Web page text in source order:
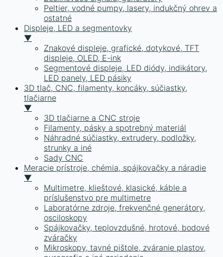
Peltier, vodné pumpy, lasery, indukčný ohrev a
ostatné
Displeje, LED a segmentovky
▼
Znakové displeje, grafické, dotykové, TFT
displeje, OLED, E-ink
Segmentové displeje, LED diódy, indikátory,
LED panely, LED pásiky
3D tlač, CNC, filamenty, koncáky, súčiastky,
tlačiarne
▼
3D tlačiarne a CNC stroje
Filamenty, pásky a spotrebný materiál
Náhradné súčiastky, extrudery, podložky,
strunky a iné
Sady CNC
Meracie prístroje, chémia, spájkovačky a náradie
▼
Multimetre, klieštové, klasické, káble a
príslušenstvo pre multimetre
Laboratórne zdroje, frekvenčné generátory,
osciloskopy
Spájkovačky, teplovzdušné, hrotové, bodové
zváračky
Mikroskopy, tavné pištole, zváranie plastov,